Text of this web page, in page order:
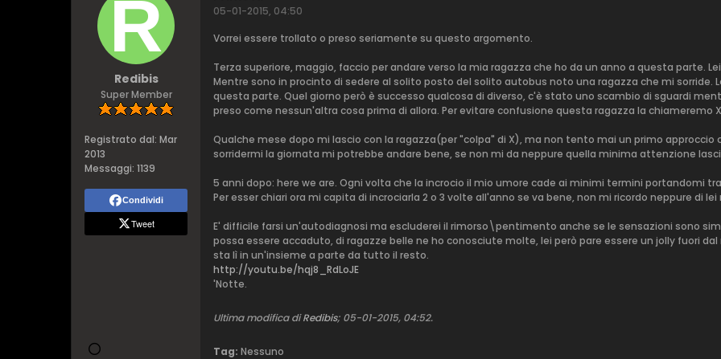
Redibis
Super Member
Registrato dal: Mar
2013
Messaggi: 1139
Condividi
Tweet
05-01-2015, 04:50
Vorrei essere trollato o preso seriamente su questo argomento.
Terza superiore, maggio, faccio per andare verso la mia ragazza che ho da un anno a questa parte.
Mentre sono in procinto di sedere al solito posto del solito autobus noto una ragazza che mi sorride.
questa parte. Quel giorno però è successo qualcosa di diverso, c'è stato uno scambio di sguardi
preso come nessun'altra cosa prima di allora. Per evitare confusione questa ragazza la chiameremo
Qualche mese dopo mi lascio con la ragazza(per "colpa" di X), ma non tento mai un primo
sorridermi la giornata mi potrebbe andare bene, se non mi da neppure quella minima attenzione
5 anni dopo: here we are. Ogni volta che la incrocio il mio umore cade ai minimi termini portandomi
Per esser chiari ora mi capita di incrociarla 2 o 3 volte all'anno se va bene, non mi ricordo neppure di
E' difficile farsi un'autodiagnosi ma escluderei il rimorso\pentimento anche se le sensazioni sono
possa essere accaduto, di ragazze belle ne ho conosciute molte, lei però pare essere un jolly fuori
sta lì in un'insieme a parte da tutto il resto.
http://youtu.be/hqj8_RdLoJE
'Notte.
Ultima modifica diRedibis; 05-01-2015, 04:52.
Tag: Nessuno